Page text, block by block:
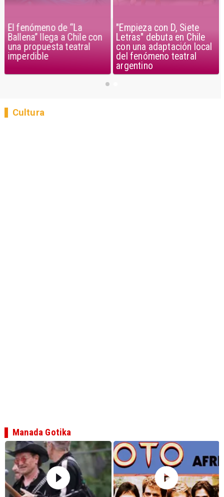
El fenómeno de “La
Ballena” llega a Chile con
una propuesta teatral
imperdible
"Empieza con D, Siete
Letras" debuta en Chile
con una adaptación local
del fenómeno teatral
argentino
Cultura
Manada Gotika